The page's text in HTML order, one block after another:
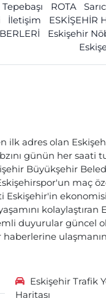
Tepebaşı ROTA
İletişim
ESKİŞEHİR
Eskişehir
ilk adres olan
günün her saati
Büyükşehir
maç
Eskişehir'in
kolaylaştıran
duyurular güncel
haberlerine
Eskişehir Trafik
Haritası